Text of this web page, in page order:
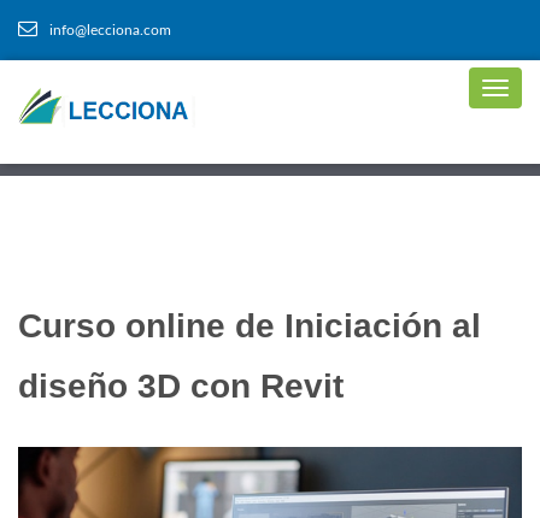
info@lecciona.com
Curso online de Iniciación al
diseño 3D con Revit